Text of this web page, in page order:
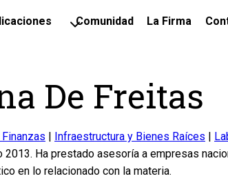
Comunidad La Firma
De Freitas
Finanzas Infraestructura y Bienes Raíces
2013. Ha prestado asesoría a empresas
en lo relacionado con la materia.